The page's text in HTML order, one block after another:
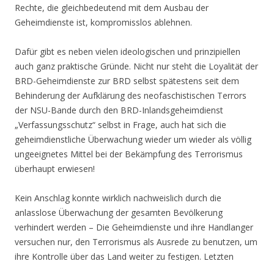
Rechte, die gleichbedeutend mit dem Ausbau der
Geheimdienste ist, kompromisslos ablehnen.
Dafür gibt es neben vielen ideologischen und prinzipiellen
auch ganz praktische Gründe. Nicht nur steht die Loyalität der
BRD-Geheimdienste zur BRD selbst spätestens seit dem
Behinderung der Aufklärung des neofaschistischen Terrors
der NSU-Bande durch den BRD-Inlandsgeheimdienst
„Verfassungsschutz“ selbst in Frage, auch hat sich die
geheimdienstliche Überwachung wieder um wieder als völlig
ungeeignetes Mittel bei der Bekämpfung des Terrorismus
überhaupt erwiesen!
Kein Anschlag konnte wirklich nachweislich durch die
anlasslose Überwachung der gesamten Bevölkerung
verhindert werden – Die Geheimdienste und ihre Handlanger
versuchen nur, den Terrorismus als Ausrede zu benutzen, um
ihre Kontrolle über das Land weiter zu festigen. Letzten